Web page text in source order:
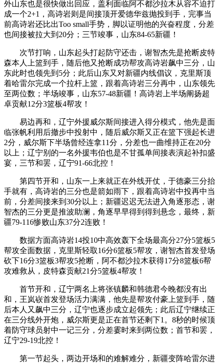
外山东也是很快做出回应，盖利面临阿不都沙拉木从容不迫打
成一个2+1，高诗岩则是间接顶开爱德华兹抛投到手，完事当
前高诗岩还比出Too small手势，脚以证明他的兴奋程度，分差
也间接被拉大到20分；三节竣事，山东84-65新疆！
次节打响，山东起头打起防守还击，谢智杰先是抢断皮特
森本人上篮到手，随后他又抢断成功帮攻高诗岩飙中三分，山
东此时也领先到5分；此后山东又对新疆内线倡议，克里斯顶
着哈雷尔完成一个拉杆上篮，跟着高诗岩三分再中，山东领先
至两位数；半场竣事，山东57-48新疆！高诗岩上半场阐扬超
卓贡献12分3篮板4帮攻！
易边再和，辽宁外援威尔斯间接进入得分模式，他先是面
临张帆利用后撤步中投射中，随后威尔斯又正在篮下强起长进
2分，威尔斯下半场曾经连拿11分，分差也一曲维持正在20分
以上；辽宁别的一名外援韦伯也是不甘孤单间接表演起补扣盛
宴，三节和罢，辽宁91-66北控！
第四节开和，山东一上来就正在外线开仗，于德豪三分抬
手就有，高诗岩的三分也是箭如雨下，跟着高诗岩中投再中当
前，分差间接来到30分以上；新疆迟迟无法进入角逐形态，谢
智杰的三分更是推波助澜，角逐早早得到得到悬念，最终，新
疆79-116惨败山东37分2连败！
数据方面高诗岩14投10中高效轰下全场最高分27分5篮板5
帮攻全面数据，克里斯轻取16分6篮板5帮攻，谢智杰首发登场
砍下16分3篮板3帮攻5抢断，阿不都沙拉木获得17分8篮板6帮
攻难救从，皮特森贡献21分5篮板4帮攻！
首节开和，辽宁两名上将张镇麟和韩德君今晚都没有出
和，王岚嵚首发登场活力满满，他先是帮攻付豪上篮到手，随
后本人又飙中三分，辽宁也逐步成立起领先；此后辽宁继续正
在三分线外开炮，威尔斯更是正在首节还剩下1。8秒的时候顶
着防守球员射中一记三分，分差霎时来到两位数；首节和罢，
辽宁29-19北控！
第一节起头，两边开场和的难解难分，新疆变阵哈雷尔进